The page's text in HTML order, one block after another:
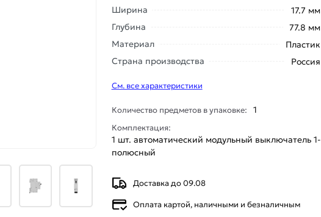
Ширина
17.7 мм
Глубина
77.8 мм
Материал
Пластик
Страна производства
Россия
См. все характеристики
Количество предметов в упаковке: 1
Комплектация:
1 шт. автоматический модульный выключатель 1-
полюсный
Доставка до 09.08
Оплата картой, наличными и безналичным